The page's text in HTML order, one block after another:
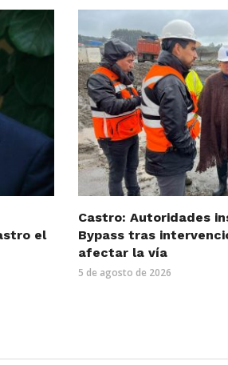
el
Castro: Autoridades
Bypass tras
afectar la vía
5 de agosto de 2026